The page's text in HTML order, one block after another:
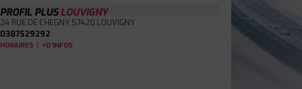
PROFIL PLUSLOUVIGNY
24 RUE DE CHEGNY 57420 LOUVIGNY
0387529292
HORAIRES | +D'INFOS